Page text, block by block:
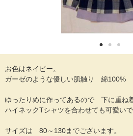
お色はネイビー。
ガーゼのような優しい肌触り 綿100%
ゆったりめに作ってあるので 下に重ね
ハイネックTシャツを合わせても可愛いで
サイズは 80～130までございます。